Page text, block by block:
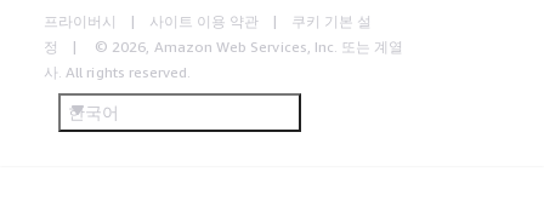
프라이버시 사이트 이용 약관
쿠키 기본 설
정
© 2026, Amazon Web Services, Inc. 또는 계열
사. All rights reserved.
한국어